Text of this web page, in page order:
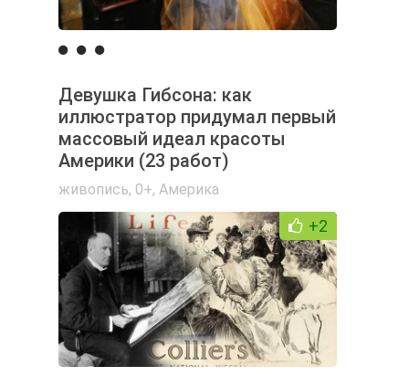
Девушка Гибсона: как
иллюстратор придумал первый
массовый идеал красоты
Америки (23 работ)
живопись, 0+, Америка
+2